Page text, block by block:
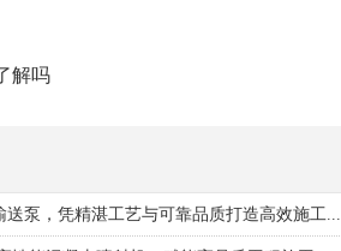
解吗
泵，凭精湛工艺与可靠品质打造高效施工...